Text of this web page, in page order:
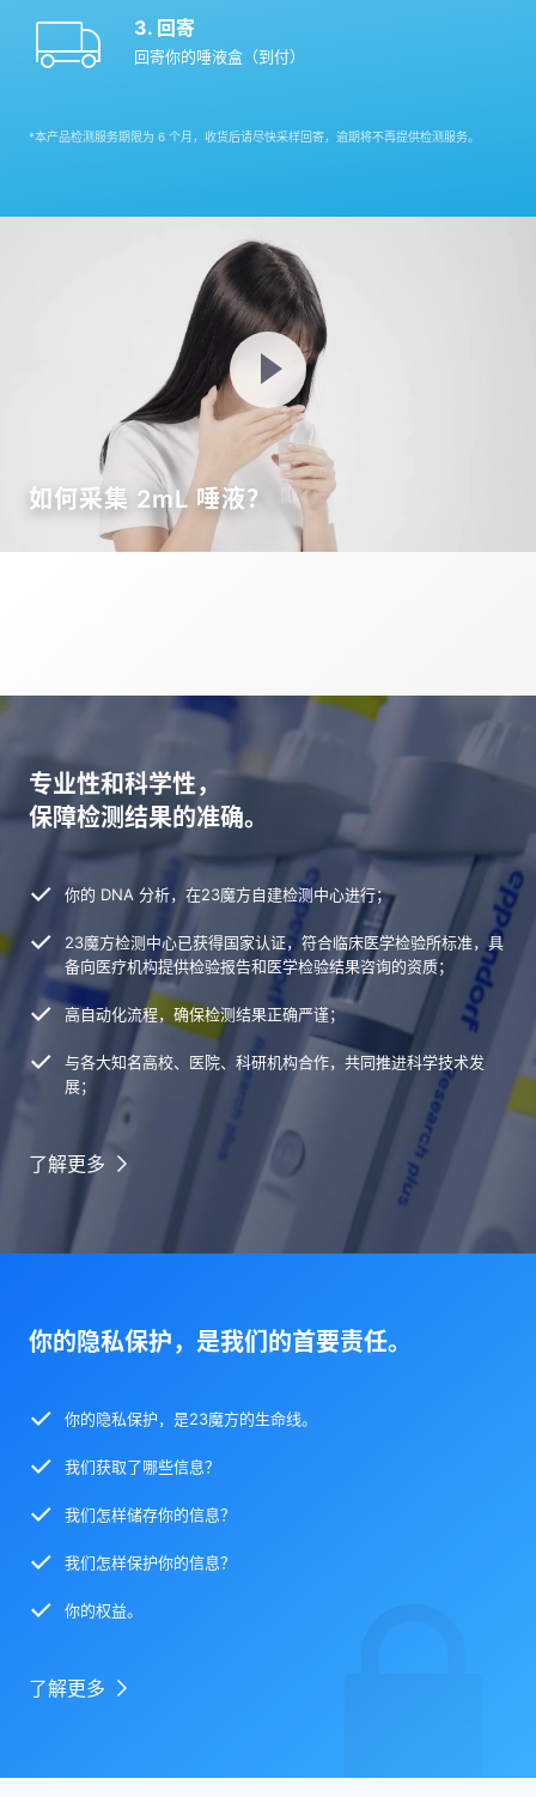
3. 回寄
回寄你的唾液盒（到付）
*本产品检测服务期限为 6 个月，收货后请尽快采样回寄，逾期将不再提供检测服务。
如何采集 2mL 唾液？
专业性和科学性，
保障检测结果的准确。
你的 DNA 分析，在23魔方自建检测中心进行；
23魔方检测中心已获得国家认证，符合临床医学检验所标准，具
备向医疗机构提供检验报告和医学检验结果咨询的资质；
高自动化流程，确保检测结果正确严谨；
与各大知名高校、医院、科研机构合作，共同推进科学技术发
展；
了解更多
你的隐私保护，是我们的首要责任。
你的隐私保护，是23魔方的生命线。
我们获取了哪些信息？
我们怎样储存你的信息？
我们怎样保护你的信息？
你的权益。
了解更多